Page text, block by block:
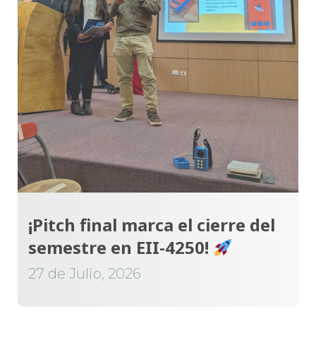
¡Pitch final marca el cierre del
semestre en EII-4250!
27 de Julio, 2026